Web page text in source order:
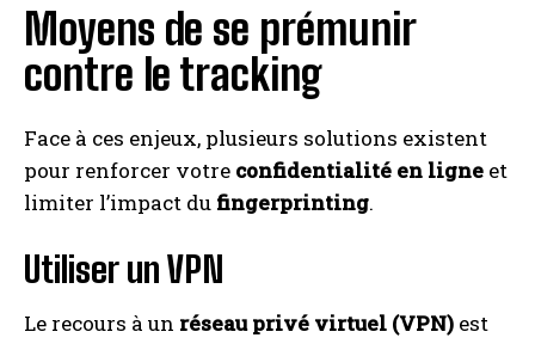
Moyens de se prémunir
contre le tracking
Face à ces enjeux, plusieurs solutions existent
pour renforcer votre confidentialité en ligne et
limiter l’impact du fingerprinting.
Utiliser un VPN
Le recours à un réseau privé virtuel (VPN) est